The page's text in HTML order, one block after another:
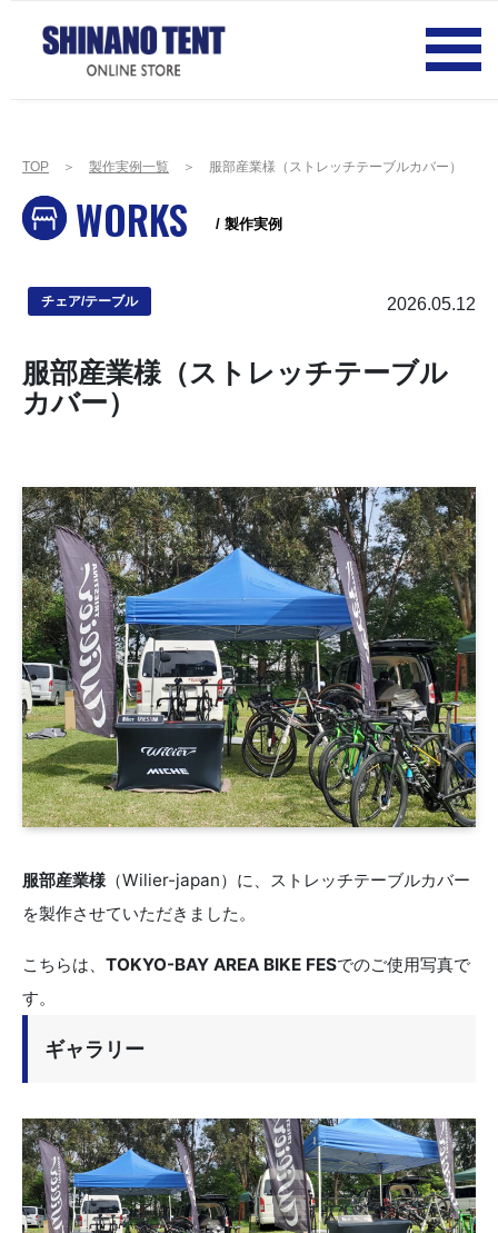
TOP ＞ 製作実例一覧 ＞ 服部産業様（ストレッチテーブルカバー）
WORKS / 製作実例
チェア/テーブル 2026.05.12
服部産業様（ストレッチテーブル
カバー）
服部産業様 （Wilier-japan）に、ストレッチテーブルカバー
を製作させていただきました。
こちらは、 TOKYO-BAY AREA BIKE FESでのご使用写真で
す。
ギャラリー